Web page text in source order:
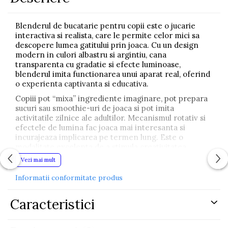
Blenderul de bucatarie pentru copii este o jucarie
interactiva si realista, care le permite celor mici sa
descopere lumea gatitului prin joaca. Cu un design
modern in culori albastru si argintiu, cana
transparenta cu gradatie si efecte luminoase,
blenderul imita functionarea unui aparat real, oferind
o experienta captivanta si educativa.
Copiii pot “mixа” ingrediente imaginare, pot prepara
sucuri sau smoothie-uri de joaca si pot imita
activitatile zilnice ale adultilor. Mecanismul rotativ si
efectele de lumina fac joaca mai interesanta si
incurajeaza implicarea pe termen lung. Este o
imaginatia si indemanarea manuala.
Blenderul are dimensiuni compacte si este usor, fiind
simplu de mutat si folosit oriunde: acasa, la bunici sau
rezistent si sigur pentru copii, fiind potrivit atat ca
jucarie individuala, cat si ca parte dintr-o bucatarie de
Vezi mai mult
Informatii conformitate produs
Caracteristici